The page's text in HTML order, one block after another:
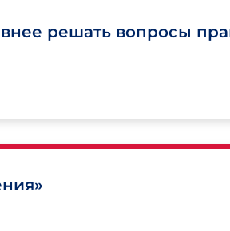
решать вопросы